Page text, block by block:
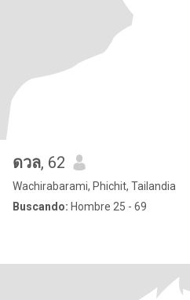
ดวล, 62
Wachirabarami, Phichit, Tailandia
Buscando: Hombre 25 - 69